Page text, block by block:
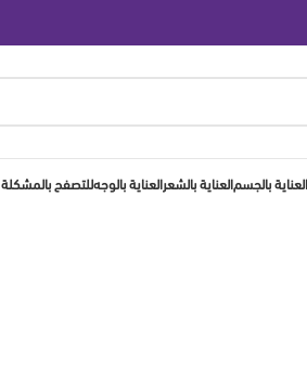
العناية بالجسم العناية بالشعر العناية بالوجهللتصفح بالمشكلة